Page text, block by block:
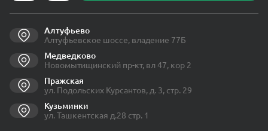
Алтуфьево
Алтуфьевское шоссе, владение 77Б
Медведково
Новомытищинский пр-кт, вл 47, кор 2
Пражская
ул. Подольских Курсантов, д. 3, стр. 29
Кузьминки
ул. Ташкентская д.28 стр. 1